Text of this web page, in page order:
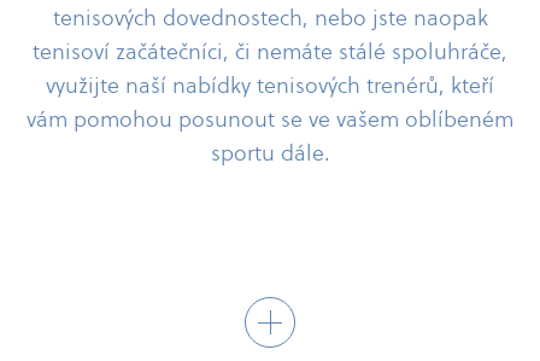
tenisových dovednostech, nebo jste naopak
tenisoví začátečníci, či nemáte stálé spoluhráče,
využijte naší nabídky tenisových trenérů, kteří
vám pomohou posunout se ve vašem oblíbeném
sportu dále.